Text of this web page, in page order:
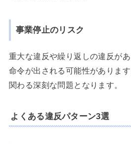
事業停止のリスク
重大な違反や繰り返しの違反が
命令が出される可能性がありま
関わる深刻な問題となります。
よくある違反パターン3選